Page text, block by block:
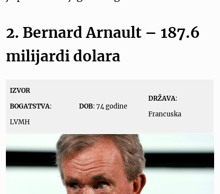
2. Bernard Arnault – 187.6
milijardi dolara
IZVOR
BOGATSTVA:
LVMH
DOB: 74 godine
DRŽAVA:
Francuska